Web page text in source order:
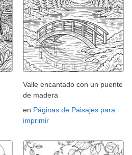
Valle encantado con un puente
de madera
en Páginas de Paisajes para
imprimir